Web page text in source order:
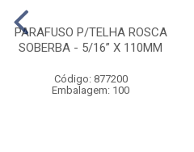
PARAFUSO P/TELHA ROSCA
SOBERBA - 5/16” X 110MM
Código: 877200
Embalagem: 100